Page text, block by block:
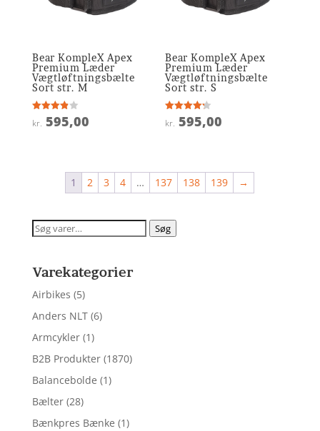
Bear KompleX Apex
Premium Læder
Vægtløftningsbælte
Sort str. M
Vurderet
3.9
kr. 595,00
Bear KompleX Apex
Premium Læder
Vægtløftningsbælte
Sort str. S
Vurderet
4.2
kr. 595,00
1 2 3 4 … 137 138 139 →
Søg
Søg
Varekategorier
Airbikes (5)
Anders NLT (6)
Armcykler (1)
B2B Produkter (1870)
Balancebolde (1)
Bælter (28)
Bænkpres Bænke (1)